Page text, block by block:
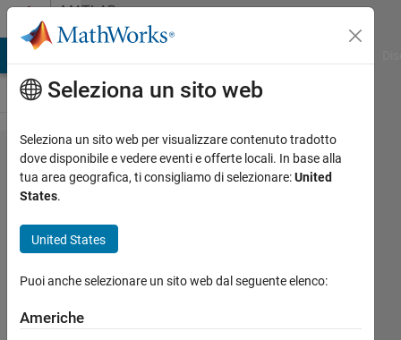
Vai al contenutoMATLAB
Answers
How
to
code
battle
ship
Seleziona un sito web
Seleziona un sito web per visualizzare contenuto tradotto
dove disponibile e vedere eventi e offerte locali. In base alla
tua area geografica, ti consigliamo di selezionare:United
States.
United States
Puoi anche selezionare un sito web dal seguente elenco:
Americhe